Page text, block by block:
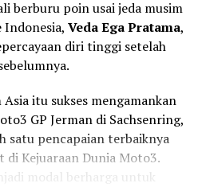
harus beradaptasi dengan
lingkungan tim baru,
Dunia Moto3 dalam waktu
ingin memasang target
Fokus utamanya adalah
dan bekerja secara bertahap
berburu poin usai jeda musim
Indonesia, Veda Ega Pratama,
diri tinggi setelah
itu sukses mengamankan
GP Jerman di Sachsenring,
satu pencapaian terbaiknya
di Kejuaraan Dunia Moto3.
modal berharga untuk